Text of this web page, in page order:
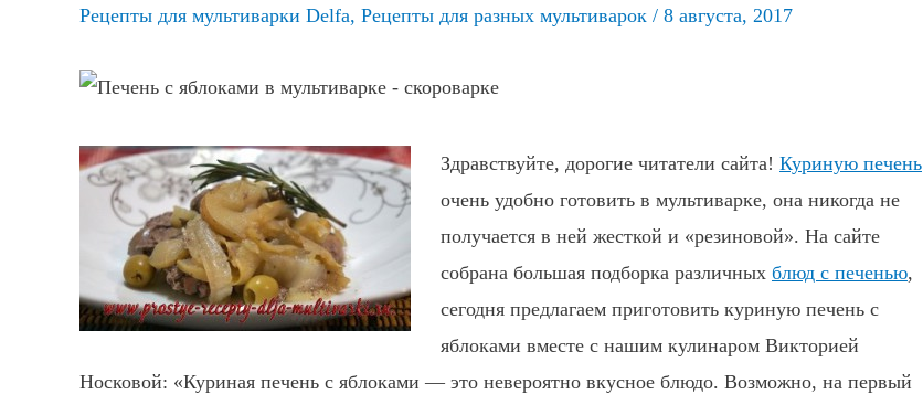
Рецепты для мультиварки Delfa, Рецепты для разных мультиварок / 8 августа, 2017
Здравствуйте, дорогие читатели сайта! Куриную печень
очень удобно готовить в мультиварке, она никогда не
получается в ней жесткой и «резиновой». На сайте
собрана большая подборка различных блюд с печенью,
сегодня предлагаем приготовить куриную печень с
яблоками вместе с нашим кулинаром Викторией
Носковой: «Куриная печень с яблоками — это невероятно вкусное блюдо. Возможно, на первый